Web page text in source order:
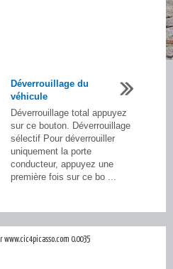
Déverrouillage du
véhicule
Déverrouillage total appuyez
sur ce bouton. Déverrouillage
sélectif Pour déverrouiller
uniquement la porte
conducteur, appuyez une
première fois sur ce bo ...
www.cic4picasso.com 0.0035